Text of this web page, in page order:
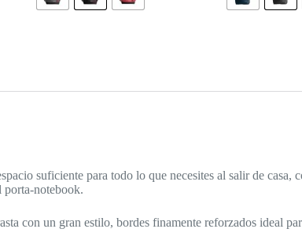
suficiente para todo lo que necesites al salir de casa,
porta-notebook.
con un gran estilo, bordes finamente reforzados ideal